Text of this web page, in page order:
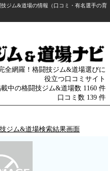
ジム&道場の情報（口コミ・有名選手の育
全網羅！格闘技ジム&道場選びに
役立つ口コミサイト
中の格闘技ジム&道場数 1160 件
口コミ数 139 件
ジム&道場検索結果画面